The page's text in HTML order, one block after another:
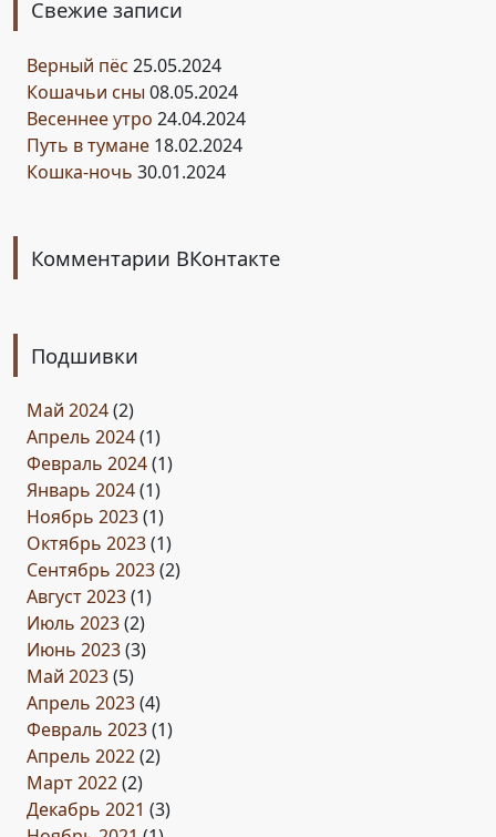
Свежие записи
Верный пёс 25.05.2024
Кошачьи сны 08.05.2024
Весеннее утро 24.04.2024
Путь в тумане 18.02.2024
Кошка-ночь 30.01.2024
Комментарии ВКонтакте
Подшивки
Май 2024(2)
Апрель 2024(1)
Февраль 2024(1)
Январь 2024(1)
Ноябрь 2023(1)
Октябрь 2023(1)
Сентябрь 2023(2)
Август 2023(1)
Июль 2023(2)
Июнь 2023(3)
Май 2023(5)
Апрель 2023(4)
Февраль 2023(1)
Апрель 2022(2)
Март 2022(2)
Декабрь 2021 (3)